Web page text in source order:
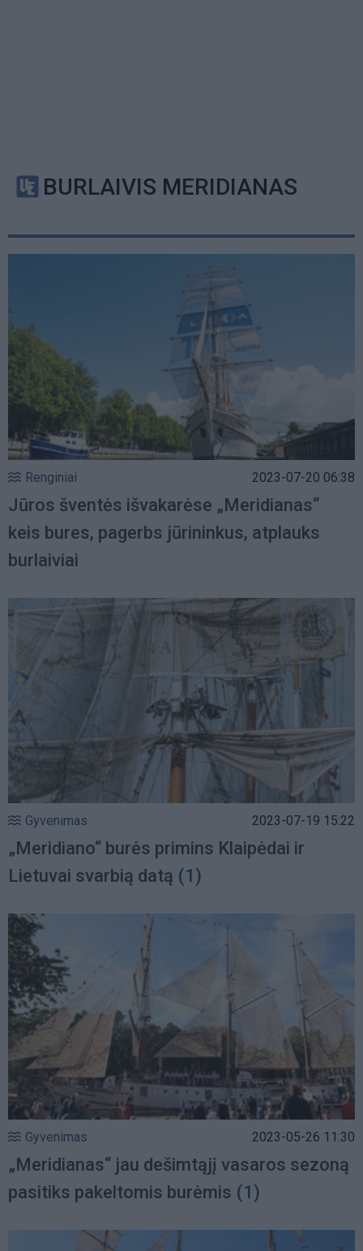
BURLAIVIS MERIDIANAS
Renginiai 2023-07-20 06:38
Jūros šventės išvakarėse „Meridianas“
keis bures, pagerbs jūrininkus, atplauks
burlaiviai
Gyvenimas 2023-07-19 15:22
„Meridiano“ burės primins Klaipėdai ir
Lietuvai svarbią datą (1)
Gyvenimas 2023-05-26 11:30
„Meridianas“ jau dešimtąjį vasaros sezoną
pasitiks pakeltomis burėmis (1)